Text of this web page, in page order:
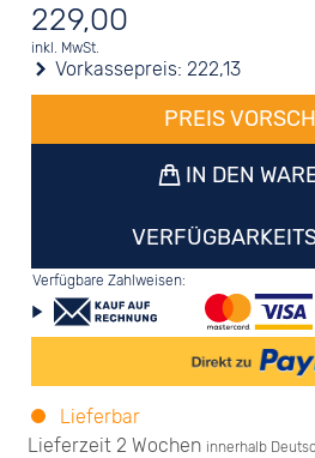
229,00
inkl. MwSt.
Vorkassepreis:222,13
PREIS
IN DEN
Verfügbare Zahlweisen:
Lieferbar
Lieferzeit 2 Wochen innerhalb